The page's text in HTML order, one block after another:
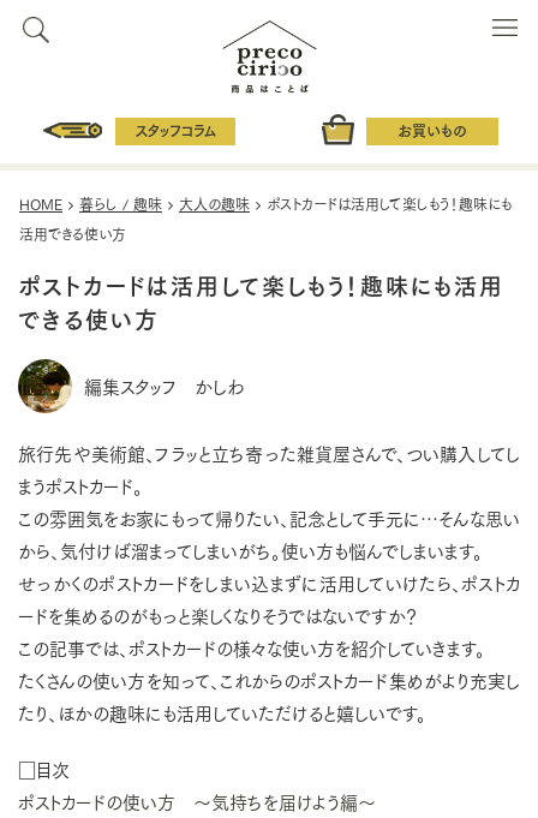
スタッフコラム お買いもの
HOME 暮らし / 趣味 大人の趣味
ポストカードは活用して楽しもう！趣味にも
活用できる使い方
ポストカードは活用して楽しもう！趣味にも活用
できる使い方
編集スタッフ かしわ
旅行先や美術館、フラッと立ち寄った雑貨屋さんで、つい購入してし
まうポストカード。
この雰囲気をお家にもって帰りたい、記念として手元に…そんな思い
から、気付けば溜まってしまいがち。使い方も悩んでしまいます。
せっかくのポストカードをしまい込まずに活用していけたら、ポストカ
ードを集めるのがもっと楽しくなりそうではないですか？
この記事では、ポストカードの様々な使い方を紹介していきます。
たくさんの使い方を知って、これからのポストカード集めがより充実し
たり、ほかの趣味にも活用していただけると嬉しいです。
□目次
ポストカードの使い方 ～気持ちを届けよう編～